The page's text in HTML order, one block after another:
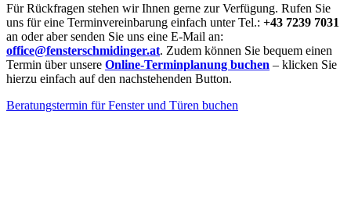
Für Rückfragen stehen wir Ihnen gerne zur Verfügung. Rufen Sie
uns für eine Terminvereinbarung einfach unter Tel.: +43 7239 7031
an oder aber senden Sie uns eine E-Mail an:
office@fensterschmidinger.at. Zudem können Sie bequem einen
Termin über unsere Online-Terminplanung buchen – klicken Sie
hierzu einfach auf den nachstehenden Button.
Beratungstermin für Fenster und Türen buchen